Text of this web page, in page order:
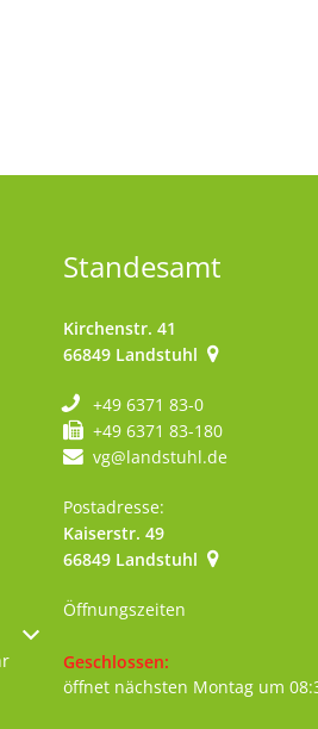
auszublenden
Standesamt
Kirchenstr. 41
66849 Landstuhl
+49 6371 83-0
+49 6371 83-180
vg@landstuhl.de
Postadresse:
Kaiserstr. 49
66849 Landstuhl
Öffnungszeiten
Klicken, um weitere Öffnungs-
Geschlossen:
öffnet nächsten Montag um